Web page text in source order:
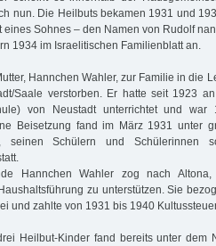
nun. Die Heilbuts bekamen 1931 und
eines Sohnes – den Namen von Rudolf
1934 im Israelitischen Familienblatt an.
Hannchen Wahler, zur Familie in die
Saale verstorben. Er hatte seit 1923
von Neustadt unterrichtet und war
Beisetzung fand im März 1931 unter
seinen Schülern und Schülerinnen
Hannchen Wahler zog nach
zu unterstützen. Sie
und zahlte von 1931 bis 1940
Heilbut-Kinder fand bereits unter dem